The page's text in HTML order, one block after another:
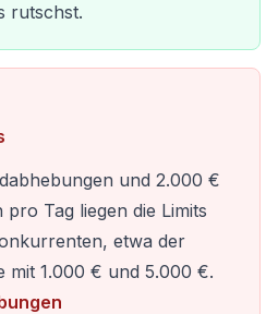
rutschst.
und 2.000 €
Tag liegen die Limits
etwa der
mit 1.000 € und 5.000 €.